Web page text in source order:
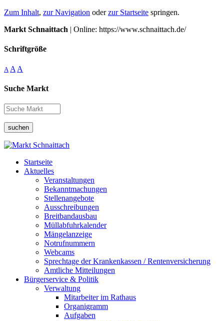
Zum Inhalt, zur Navigation oderzur Startseite springen.
Markt Schnaittach | Online: https://www.schnaittach.de/
Schriftgröße
A A A
Suche Markt
suchen
Startseite
Aktuelles
Veranstaltungen
Bekanntmachungen
Stellenangebote
Ausschreibungen
Breitbandausbau
Müllabfuhrkalender
Mängelanzeige
Notrufnummern
Webcams
Sprechtage der Krankenkassen / Rentenversicherung
Amtliche Mitteilungen
Bürgerservice & Politik
Verwaltung
Mitarbeiter im Rathaus
Organigramm
Aufgaben